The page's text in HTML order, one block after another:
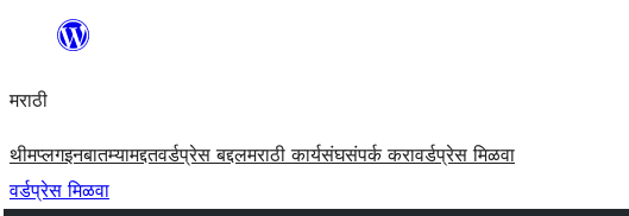
सामुग्रीवर
मराठी
थीमप्लगइनबातम्यामद्दतवर्डप्रेस बद्दलमराठी कार्यसंघसंपर्क करावर्डप्रेस मिळवा
वर्डप्रेस मिळवा